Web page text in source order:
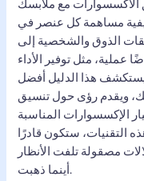
مساهمة كل عنصر في
الذوق والشخصية إلى
مثل توفير الأداء
هذا الدليل أفضل
ويقدم رؤى حول تنسيق
الإكسسوارات المناسبة
التقنيات، ستكون قادرًا
مصقولة تلفت الأنظار
أينما ذهبت.